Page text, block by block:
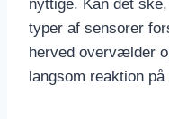
nyttige. Kan det
typer af sensorer
herved overvælder
langsom reaktion